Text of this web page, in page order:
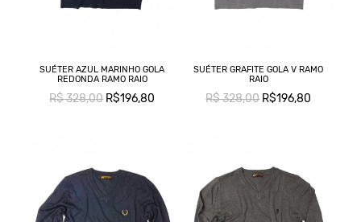
SUÉTER AZUL MARINHO GOLA
REDONDA RAMO RAIO
R$ 328,00R$196,80
SUÉTER GRAFITE GOLA V RAMO
RAIO
R$ 328,00R$196,80